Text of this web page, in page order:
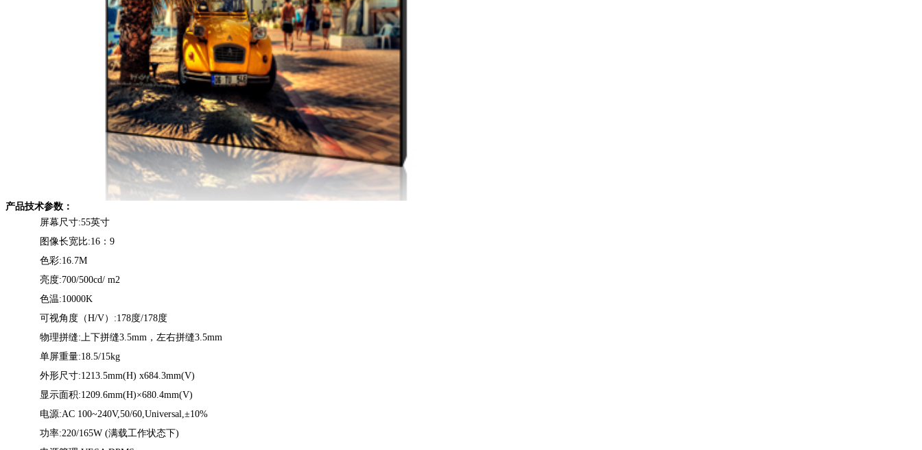
产品技术参数：
屏幕尺寸:55英寸
图像长宽比:16：9
色彩:16.7M
亮度:700/500cd/ m2
色温:10000K
可视角度（H/V）:178度/178度
物理拼缝:上下拼缝3.5mm，左右拼缝3.5mm
单屏重量:18.5/15kg
外形尺寸:1213.5mm(H) x684.3mm(V)
显示面积:1209.6mm(H)×680.4mm(V)
电源:AC 100~240V,50/60,Universal,±10%
功率:220/165W (满载工作状态下)